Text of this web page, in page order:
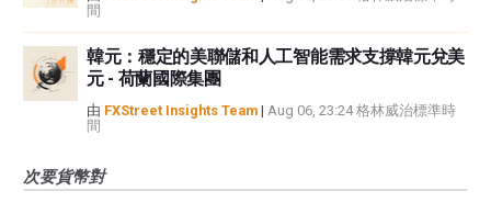
間
韓元：穩定的美聯儲和人工智能需求支撐韓元兌美
元 - 荷蘭國際集團
由 FXStreet Insights Team | Aug 06, 23:24 格林威治標準時
間
次要貨幣對